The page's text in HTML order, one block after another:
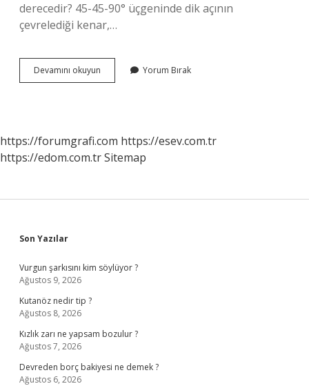
derecedir? 45-45-90° üçgeninde dik açının
çevrelediği kenar,…
Devamını okuyun Açıortay
Nasıl
Yorum Bırak
https://forumgrafi.com https://esev.com.tr
https://edom.com.trSitemap
Sidebar
Son Yazılar
Vurgun şarkısını kim söylüyor ?
Ağustos 9, 2026
Kutanöz nedir tip ?
Ağustos 8, 2026
Kızlık zarı ne yapsam bozulur ?
Ağustos 7, 2026
Devreden borç bakiyesi ne demek ?
Ağustos 6, 2026